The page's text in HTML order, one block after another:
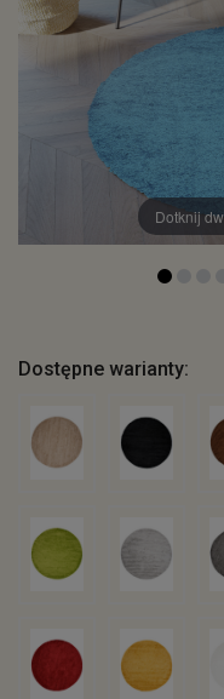
Dotknij
Dostępne warianty: